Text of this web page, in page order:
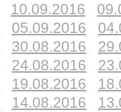
10.09.2016
05.09.2016
30.08.2016
24.08.2016
19.08.2016
14.08.2016